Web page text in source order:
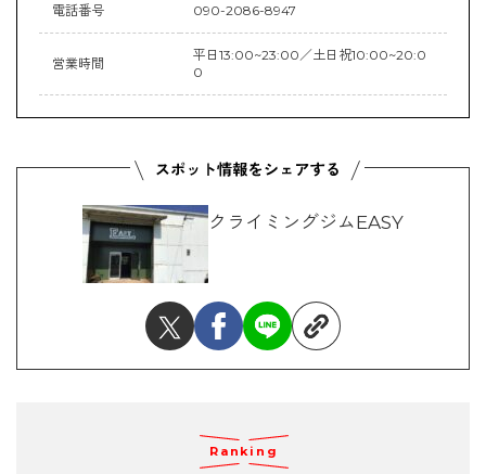
電話番号 090-2086-8947
営業時間
平日13:00~23:00／土日祝10:00~20:0
0
クライミングジムEASY
Ranking